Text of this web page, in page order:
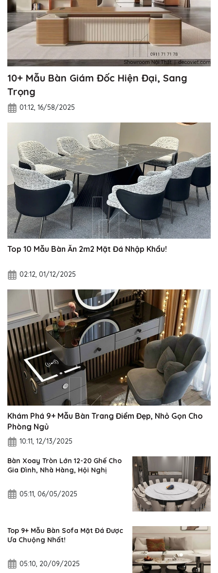
10+ Mẫu Bàn Giám Đốc Hiện Đại, Sang
Trọng
01:12, 16/58/2025
Top 10 Mẫu Bàn Ăn 2m2 Mặt Đá Nhập Khẩu!
02:12, 01/12/2025
Khám Phá 9+ Mẫu Bàn Trang Điểm Đẹp, Nhỏ Gọn Cho
Phòng Ngủ
10:11, 12/13/2025
Bàn Xoay Tròn Lớn 12-20 Ghế Cho
Gia Đình, Nhà Hàng, Hội Nghị
05:11, 06/05/2025
Top 9+ Mẫu Bàn Sofa Mặt Đá Được
Ưa Chuộng Nhất!
05:10, 20/09/2025